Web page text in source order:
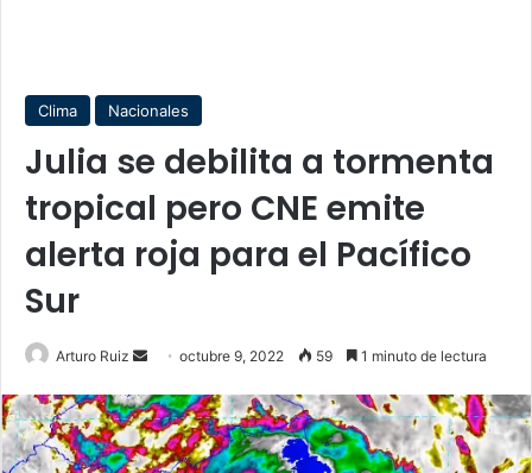
Clima Nacionales
Julia se debilita a tormenta
tropical pero CNE emite
alerta roja para el Pacífico
Sur
Arturo Ruiz
Send
email
octubre 9, 2022 59 1 minuto de lectura